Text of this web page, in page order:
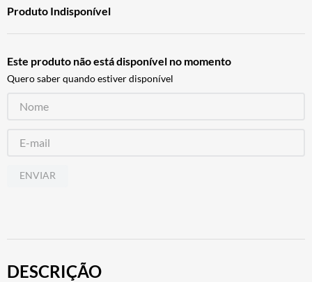
Produto Indisponível
Este produto não está disponível no momento
Quero saber quando estiver disponível
ENVIAR
DESCRIÇÃO
10º AIROH